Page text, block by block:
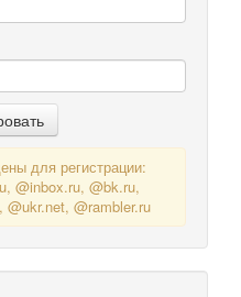
для регистрации:
@inbox.ru, @bk.ru,
@ukr.net, @rambler.ru